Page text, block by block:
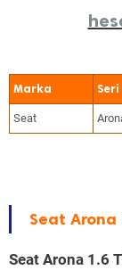
Marka Seri
Seat
Seat Arona
Seat Arona 1.6